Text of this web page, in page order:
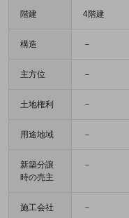
階建 4階建
構造 －
主方位 －
土地権利 －
用途地域 －
新築分譲
時の売主
－
施工会社 －